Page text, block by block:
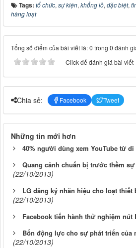
Tags: tổ chức, sự kiện, khổng lồ, đặc biệt,
hàng loạt
Tổng số điểm của bài viết là: 0 trong 0 đánh
Click để đánh giá bài viết
Chia sẻ: Facebook Tweet
Những tin mới hơn
40% người dùng xem YouTube từ di
Quang cảnh chuẩn bị trước thềm sự
(22/10/2013)
LG đăng ký nhãn hiệu cho loạt thiết
(22/10/2013)
Facebook tiến hành thử nghiệm nút
Bốn động lực cho sự phát triển của
(22/10/2013)